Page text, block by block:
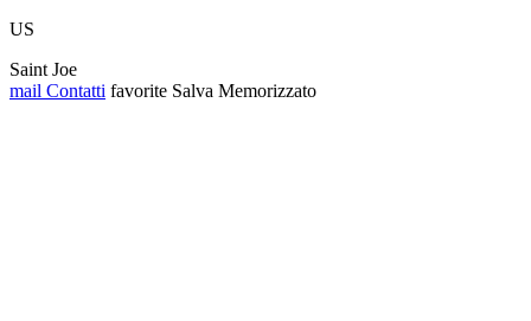
US
Saint Joe
mail Contatti favorite Salva Memorizzato